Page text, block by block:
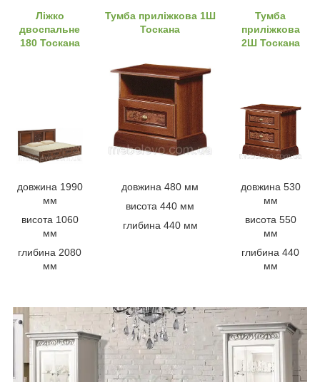
Ліжко
двоспальне
180 Тоскана
Тумба приліжкова 1Ш
Тоскана
Тумба
приліжкова
2Ш Тоскана
довжина 1990
мм
висота 1060
мм
глибина 2080
мм
довжина 480 мм
висота 440 мм
глибина 440 мм
довжина 530
мм
висота 550
мм
глибина 440
мм